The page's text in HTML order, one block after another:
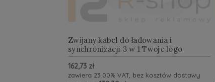
Zwijany kabel do ładowania i
synchronizacji 3 w 1 Twoje logo
162,73 zł
zawiera 23.00% VAT, bez kosztów dostawy